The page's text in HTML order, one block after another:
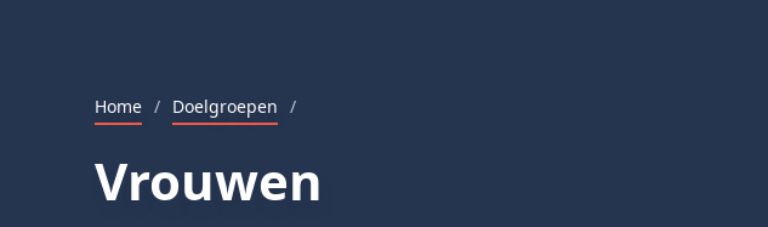
Home / Doelgroepen /
Vrouwen